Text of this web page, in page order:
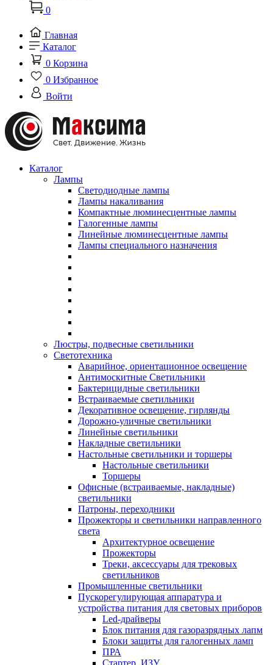
0
Главная
Каталог
0 Корзина
0 Избранное
Войти
Каталог
Лампы
Светодиодные лампы
Лампы накаливания
Компактные люминесцентные лампы
Галогенные лампы
Линейные люминесцентные лампы
Лампы специального назначения
Люстры, подвесные светильники
Светотехника
Аварийное, ориентационное освещение
Антимоскитные Светильники
Бактерицидные светильники
Встраиваемые светильники
Декоративное освещение, гирлянды
Дорожно-уличные светильники
Линейные светильники
Накладные светильники
Настольные светильники и торшеры
Настольные светильники
Торшеры
Офисные (встраиваемые, накладные)
светильники
Патроны, переходники
Прожекторы и светильники направленного
света
Архитектурное освещение
Прожекторы
Треки, аксессуары для трековых
светильников
Промышленные светильники
Пускорегулирующая аппаратура и
устройства питания для световых приборов
Led-драйверы
Блок питания для газоразрядных лапм
Блоки защиты для галогенных ламп
ПРА
Стартер, ИЗУ